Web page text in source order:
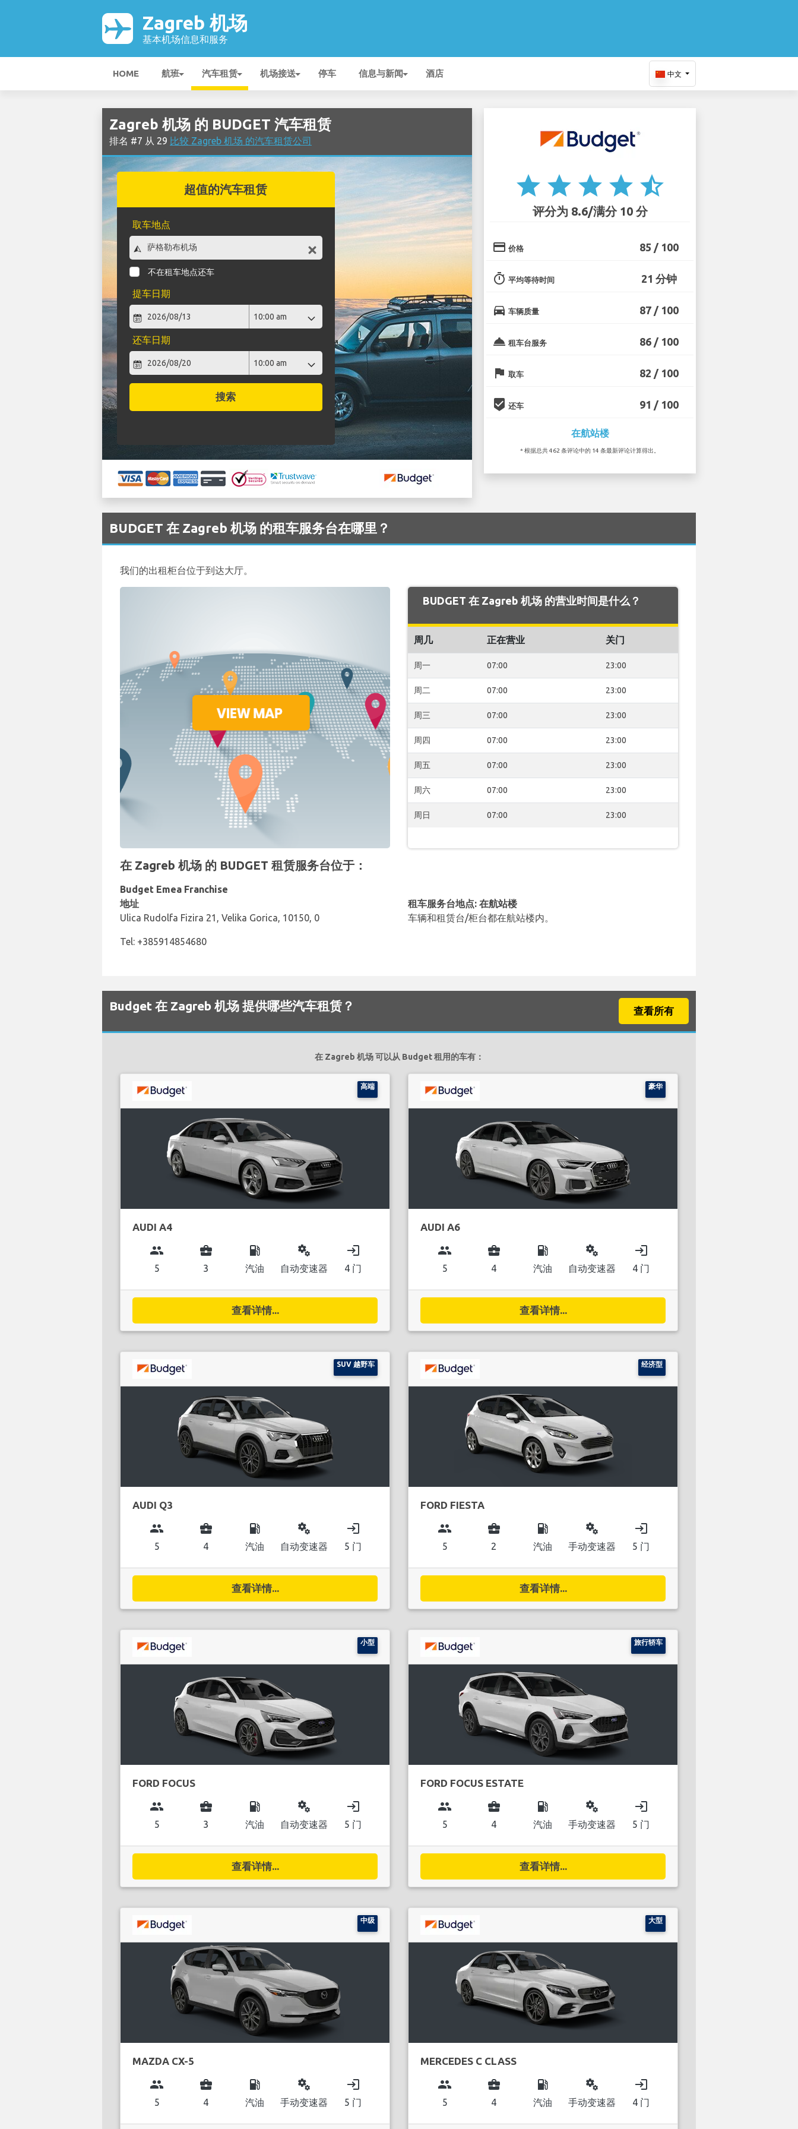
Zagreb 机场
基本机场信息和服务
HOME 航班 汽车租赁 机场接送 停车 信息与新闻 酒店 中文
Zagreb 机场 的 BUDGET 汽车租赁
排名 #7 从 29 比较 Zagreb 机场 的汽车租赁公司
超值的汽车租赁
取车地点
不在租车地点还车
提车日期
还车日期
搜索
star star star star star_half
评分为 8.6/满分 10 分
credit_card 价格 85 / 100
timer 平均等待时间 21 分钟
directions_car 车辆质量 87 / 100
room_service 租车台服务 86 / 100
flag 取车 82 / 100
beenhere 还车 91 / 100
在航站楼
* 根据总共 462 条评论中的 14 条最新评论计算得出。
BUDGET 在 Zagreb 机场 的租车服务台在哪里？
我们的出租柜台位于到达大厅。
BUDGET 在 Zagreb 机场 的营业时间是什么？
周几 正在营业 关门
周一 07:00 23:00
周二 07:00 23:00
周三 07:00 23:00
周四 07:00 23:00
周五 07:00 23:00
周六 07:00 23:00
周日 07:00 23:00
在 Zagreb 机场 的 BUDGET 租赁服务台位于：
Budget Emea Franchise
地址
Ulica Rudolfa Fizira 21, Velika Gorica, 10150, 0
Tel: +385914854680
租车服务台地点: 在航站楼
车辆和租赁台/柜台都在航站楼内。
Budget 在 Zagreb 机场 提供哪些汽车租赁？ 查看所有
在 Zagreb 机场 可以从 Budget 租用的车有：
高端
AUDI A4
group
5
business_center
3
local_gas_station
汽油
miscellaneous_services
自动变速器
login
4 门
查看详情...
豪华
AUDI A6
group
5
business_center
4
local_gas_station
汽油
miscellaneous_services
自动变速器
login
4 门
查看详情...
SUV 越野车
AUDI Q3
group
5
business_center
4
local_gas_station
汽油
miscellaneous_services
自动变速器
login
5 门
查看详情...
经济型
FORD FIESTA
group
5
business_center
2
local_gas_station
汽油
miscellaneous_services
手动变速器
login
5 门
查看详情...
小型
FORD FOCUS
group
5
business_center
3
local_gas_station
汽油
miscellaneous_services
自动变速器
login
5 门
查看详情...
旅行轿车
FORD FOCUS ESTATE
group
5
business_center
4
local_gas_station
汽油
miscellaneous_services
手动变速器
login
5 门
查看详情...
中级
MAZDA CX-5
group
5
business_center
4
local_gas_station
汽油
miscellaneous_services
手动变速器
login
5 门
大型
MERCEDES C CLASS
group
5
business_center
4
local_gas_station
汽油
miscellaneous_services
手动变速器
login
4 门